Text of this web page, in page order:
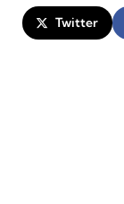
Twitter